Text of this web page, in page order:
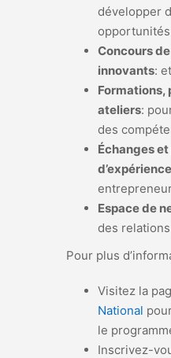
développer
opportunités
Concours
innovants:
Formations,
ateliers:
des
Échanges
Espace de
des
Pour plus
Visitez la
National
le
Inscrivez-